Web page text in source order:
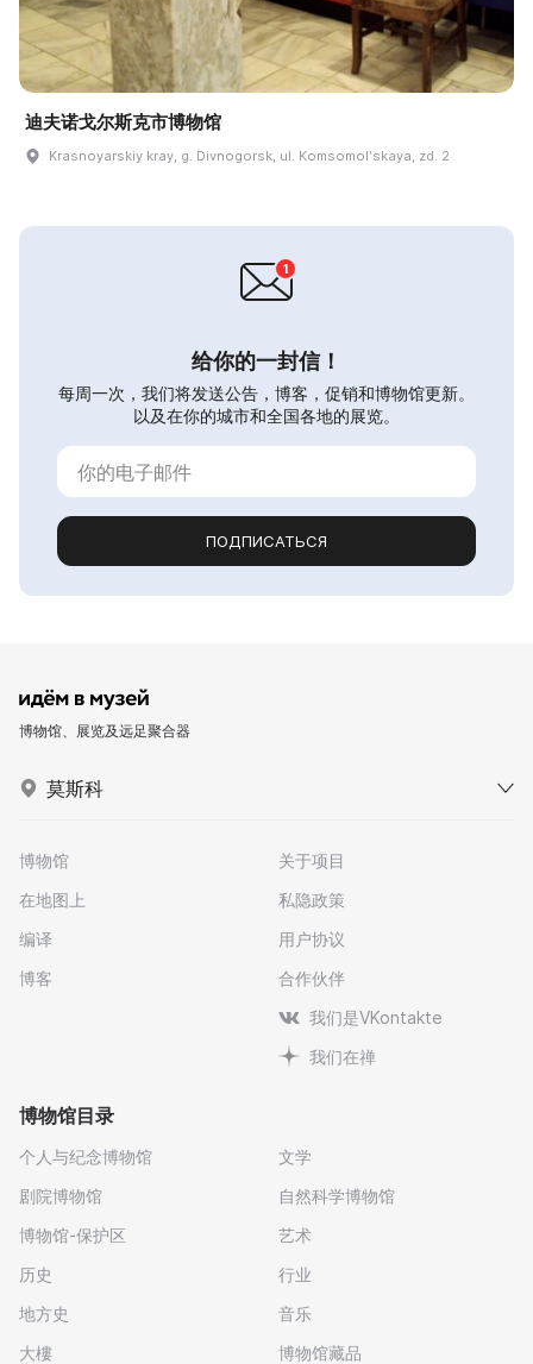
迪夫诺戈尔斯克市博物馆
Krasnoyarskiy kray, g. Divnogorsk, ul. Komsomolʹskaya, zd. 2
给你的一封信！
每周一次，我们将发送公告，博客，促销和博物馆更新。
以及在你的城市和全国各地的展览。
ПОДПИСАТЬСЯ
博物馆、展览及远足聚合器
莫斯科
博物馆
在地图上
编译
博客
关于项目
私隐政策
用户协议
合作伙伴
我们是VKontakte
我们在禅
博物馆目录
个人与纪念博物馆
剧院博物馆
博物馆-保护区
历史
地方史
大樓
文学
自然科学博物馆
艺术
行业
音乐
博物馆藏品